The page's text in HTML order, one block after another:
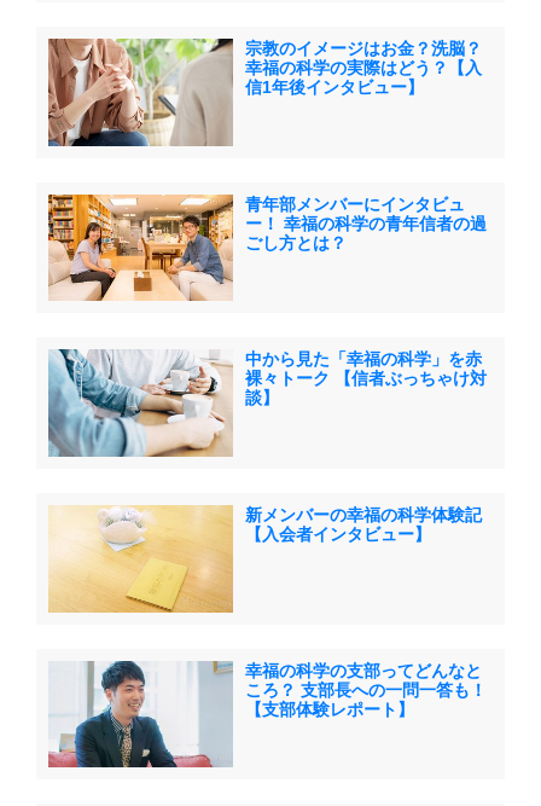
宗教のイメージはお金？洗脳？
幸福の科学の実際はどう？【入
信1年後インタビュー】
青年部メンバーにインタビュ
ー！ 幸福の科学の青年信者の過
ごし方とは？
中から見た「幸福の科学」を赤
裸々トーク 【信者ぶっちゃけ対
談】
新メンバーの幸福の科学体験記
【入会者インタビュー】
幸福の科学の支部ってどんなと
ころ？ 支部長への一問一答も！
【支部体験レポート】